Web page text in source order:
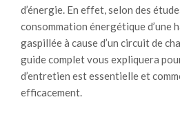
d’énergie. En effet, selon des
consommation énergétique d’une
gaspillée à cause d’un circuit de
guide complet vous expliquera
d’entretien est essentielle et
efficacement.